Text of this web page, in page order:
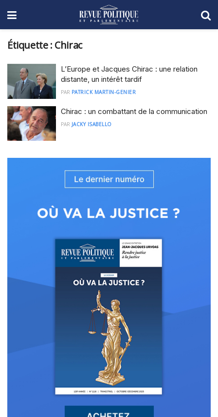
Étiquette : Chirac
L’Europe et Jacques Chirac : une relation
distante, un intérêt tardif
PAR PATRICK MARTIN-GENIER
Chirac : un combattant de la communication
PAR JACKY ISABELLO